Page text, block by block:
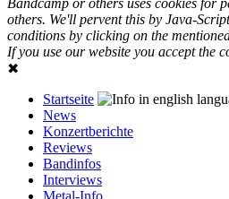
Bandcamp or others uses cookies for
others. We'll pervent this by Java-
conditions by clicking on the
If you use our website you accept the
✖
Startseite
News
Konzertberichte
Reviews
Bandinfos
Interviews
Metal-Info